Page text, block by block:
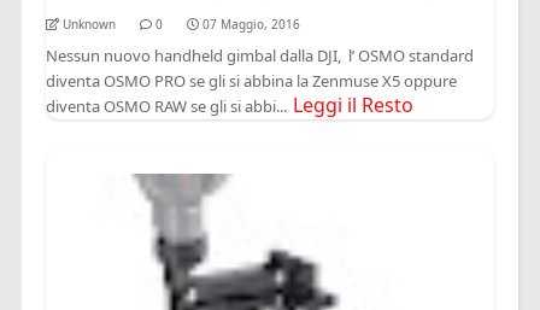
Unknown 0 07 Maggio, 2016
Nessun nuovo handheld gimbal dalla DJI, l’ OSMO standard
diventa OSMO PRO se gli si abbina la Zenmuse X5 oppure
diventa OSMO RAW se gli si abbi... Leggi il Resto